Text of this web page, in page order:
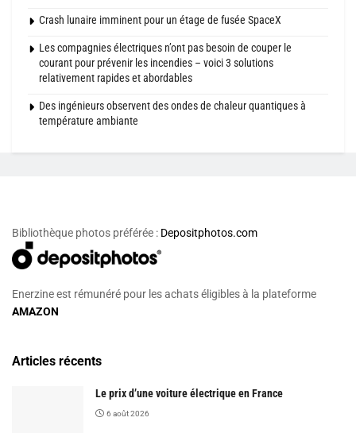
Crash lunaire imminent pour un étage de fusée SpaceX
Les compagnies électriques n’ont pas besoin de couper le
courant pour prévenir les incendies – voici 3 solutions
relativement rapides et abordables
Des ingénieurs observent des ondes de chaleur quantiques à
température ambiante
Bibliothèque photos préférée : Depositphotos.com
Enerzine est rémunéré pour les achats éligibles à la plateforme
AMAZON
Articles récents
Le prix d’une voiture électrique en France
6 août 2026